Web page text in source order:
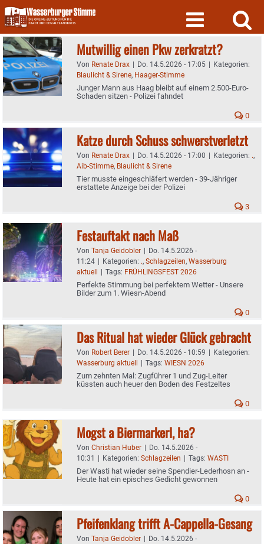
Skip
to
content
Mutwillig einen Pkw zerkratzt?
Von Renate Drax | Do. 14.5.2026 - 17:05 | Kategorien:
Blaulicht & Sirene, Haager-Stimme
Junger Mann aus Haag bleibt auf einem 2.500-Euro-
Schaden sitzen - Polizei fahndet
0
Katze durch Schuss schwerstverletzt
Von Renate Drax | Do. 14.5.2026 - 17:00 | Kategorien: .,
Aib-Stimme, Blaulicht & Sirene
Tier musste eingeschläfert werden - 39-Jähriger
erstattete Anzeige bei der Polizei
3
Festauftakt nach Maß
Von Tanja Geidobler | Do. 14.5.2026 -
11:24 | Kategorien: ., Schlagzeilen, Wasserburg
aktuell | Tags: FRÜHLINGSFEST 2026
Perfekte Stimmung bei perfektem Wetter - Unsere
Bilder zum 1. Wiesn-Abend
0
Das Ritual hat wieder Glück gebracht
Von Robert Berer | Do. 14.5.2026 - 10:59 | Kategorien:
Wasserburg aktuell | Tags: WIESN 2026
Zum zehnten Mal: Zugführer 1 und Zug-Leiter
küssten auch heuer den Boden des Festzeltes
0
Mogst a Biermarkerl, ha?
Von Christian Huber | Do. 14.5.2026 -
10:31 | Kategorien: Schlagzeilen | Tags: WASTI
Der Wasti hat wieder seine Spendier-Lederhosn an -
Heute hat ein episches Gedicht gewonnen
0
Pfeifenklang trifft A-Cappella-Gesang
Von Tanja Geidobler | Do. 14.5.2026 -